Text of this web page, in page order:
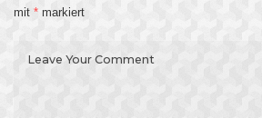
mit * markiert